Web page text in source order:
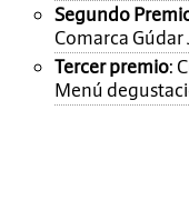
Segundo
Comarca
Tercer premio:
Menú